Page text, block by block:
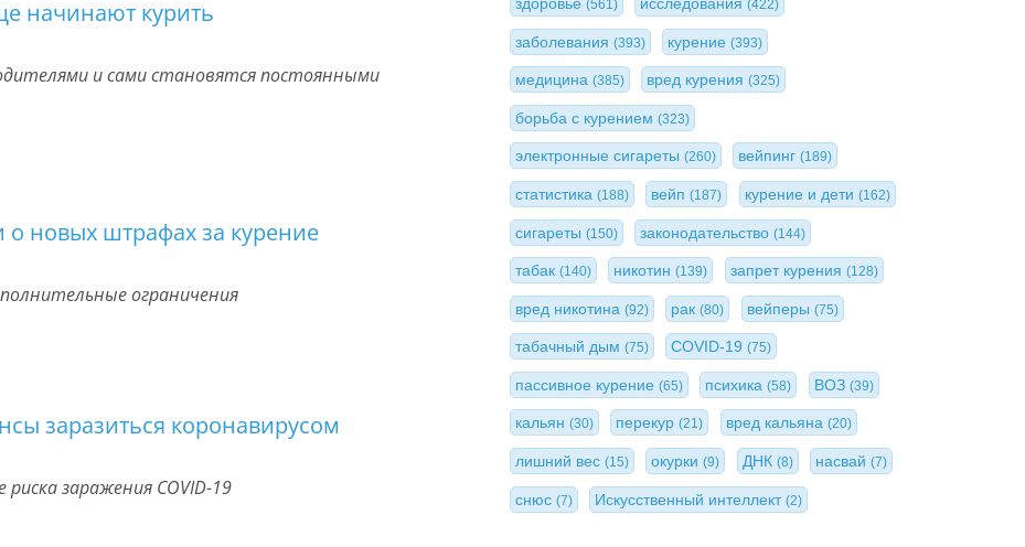
начинают курить
и сами становятся постоянными
о новых штрафах за курение
ограничения
заразиться коронавирусом
заражения COVID-19
(561) (422)
заболевания (393) курение(393)
медицина (385) вред курения(325)
борьба с курением (323)
электронные сигареты (260) вейпинг(189)
статистика (188) вейп(187) курение и дети (162)
сигареты (150) законодательство(144)
табак (140) никотин(139) запрет курения (128)
вред никотина (92) рак(80) вейперы (75)
табачный дым (75) COVID-19(75)
пассивное курение (65) психика(58) ВОЗ (39)
кальян (30) перекур(21) вред кальяна (20)
лишний вес (15) окурки(9) ДНК (8) насвай(7)
снюс (7) Искусственный интеллект(2)